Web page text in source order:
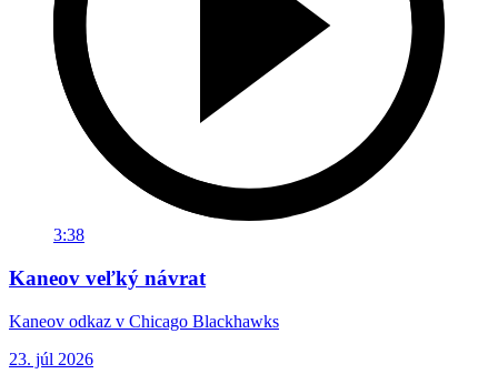
3:38
Kaneov veľký návrat
Kaneov odkaz v Chicago Blackhawks
23. júl 2026